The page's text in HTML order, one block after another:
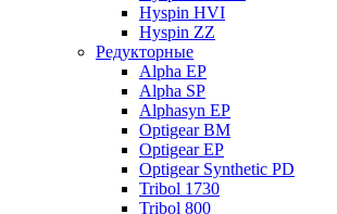
Hyspin HVI
Hyspin ZZ
Редукторные
Alpha EP
Alpha SP
Alphasyn EP
Optigear BM
Optigear EP
Optigear Synthetic PD
Tribol 1730
Tribol 800